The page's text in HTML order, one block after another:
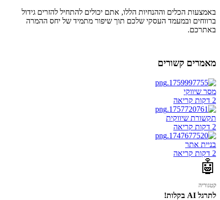
באמצעות הכלים וההנחיות הללו, אתם יכולים להתחיל להזרים גידול
ברווחים ובמעמד העסקי שלכם תוך שיפור מתמיד של יחס ההמרה
באתרכם.
מאמרים קשורים
מסר שיווקי
2 דקות קריאה
תקשורת שיווקית
2 דקות קריאה
בניית אתר
2 דקות קריאה
🤖
קטגוריה
לתרגל AI בקלות!